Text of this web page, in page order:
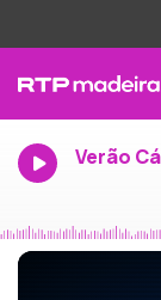
Verão